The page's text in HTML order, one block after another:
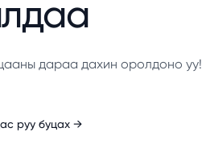
дараа дахин оролдоно уу!
руу буцах →